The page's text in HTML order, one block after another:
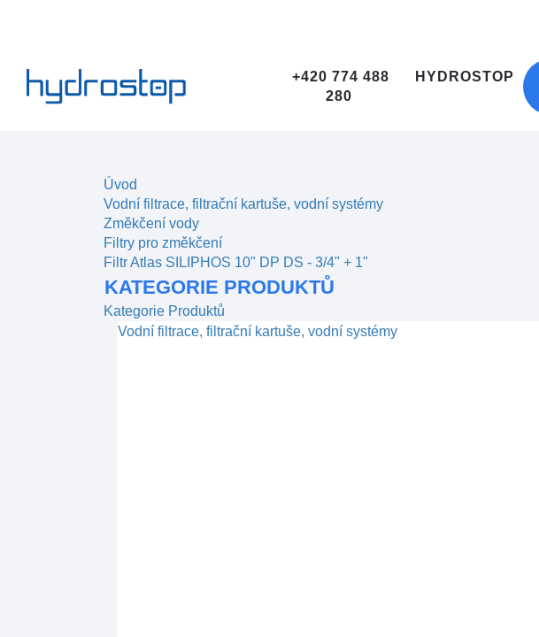
+420 774 488
280
HYDROSTOP
Úvod
Vodní filtrace, filtrační kartuše, vodní systémy
Změkčení vody
Filtry pro změkčení
Filtr Atlas SILIPHOS 10" DP DS - 3/4" + 1"
KATEGORIE PRODUKTŮ
Kategorie Produktů
Vodní filtrace, filtrační kartuše, vodní systémy